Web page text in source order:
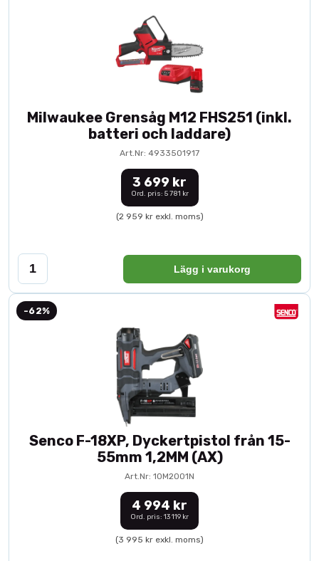
Milwaukee Grensåg M12 FHS251 (inkl.
batteri och laddare)
Art.Nr: 4933501917
3 699 kr
Ord. pris: 5 781 kr
(2 959 kr exkl. moms)
Lägg i varukorg
-62%
Senco F-18XP, Dyckertpistol från 15-
55mm 1,2MM (AX)
Art.Nr: 10M2001N
4 994 kr
Ord. pris: 13 119 kr
(3 995 kr exkl. moms)